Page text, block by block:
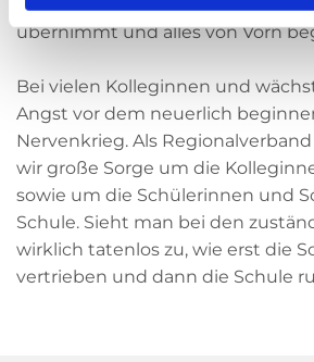
Frist am 18.03.2019 ihre
übernimmt und alles von Vorn
Bei vielen Kolleginnen und
Angst vor dem neuerlich
Nervenkrieg. Als
wir große Sorge um die
sowie um die Schülerinnen und
Schule. Sieht man bei den
wirklich tatenlos zu, wie erst die
vertrieben und dann die Schule